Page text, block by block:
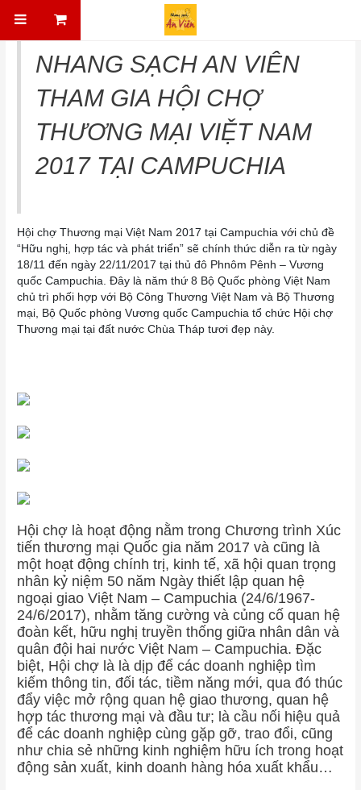
NHANG SẠCH AN VIÊN
THAM GIA HỘI CHỢ
THƯƠNG MẠI VIỆT NAM
2017 TẠI CAMPUCHIA
Hội chợ Thương mại Việt Nam 2017 tại Campuchia với chủ đề
“Hữu nghị, hợp tác và phát triển” sẽ chính thức diễn ra từ ngày
18/11 đến ngày 22/11/2017 tại thủ đô Phnôm Pênh – Vương
quốc Campuchia. Đây là năm thứ 8 Bộ Quốc phòng Việt Nam
chủ trì phối hợp với Bộ Công Thương Việt Nam và Bộ Thương
mại, Bộ Quốc phòng Vương quốc Campuchia tổ chức Hội chợ
Thương mại tại đất nước Chùa Tháp tươi đẹp này.
Hội chợ là hoạt động nằm trong Chương trình Xúc
tiến thương mại Quốc gia năm 2017 và cũng là
một hoạt động chính trị, kinh tế, xã hội quan trọng
nhân kỷ niệm 50 năm Ngày thiết lập quan hệ
ngoại giao Việt Nam – Campuchia (24/6/1967-
24/6/2017), nhằm tăng cường và củng cố quan hệ
đoàn kết, hữu nghị truyền thống giữa nhân dân và
quân đội hai nước Việt Nam – Campuchia. Đặc
biệt, Hội chợ là là dịp để các doanh nghiệp tìm
kiếm thông tin, đối tác, tiềm năng mới, qua đó thúc
đẩy việc mở rộng quan hệ giao thương, quan hệ
hợp tác thương mại và đầu tư; là cầu nối hiệu quả
để các doanh nghiệp cùng gặp gỡ, trao đổi, cũng
như chia sẻ những kinh nghiệm hữu ích trong hoạt
động sản xuất, kinh doanh hàng hóa xuất khẩu…